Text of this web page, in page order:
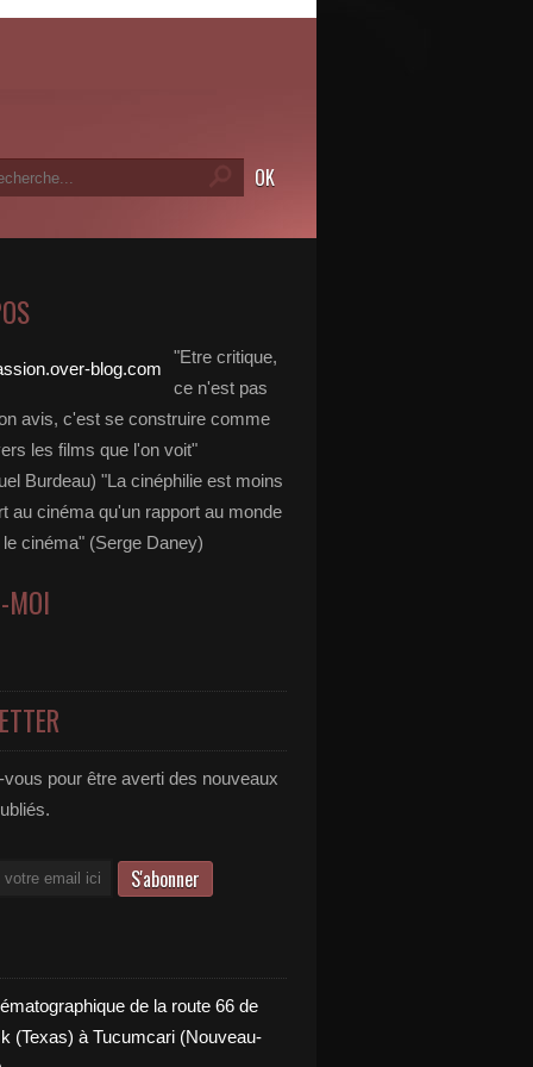
"Etre critique,
ce n'est pas
avis, c'est se construire comme
les films que l'on voit"
Burdeau) "La cinéphilie est moins
au cinéma qu'un rapport au monde
cinéma" (Serge Daney)
MOI
pour être averti des nouveaux
de la route 66 de
(Texas) à Tucumcari (Nouveau-